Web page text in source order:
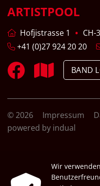
ARTISTPOOL
Hofjistrasse 1
CH-
+41 (0)27 924 20 20
BAND
© 2026 Impressum
powered by indual
Wir